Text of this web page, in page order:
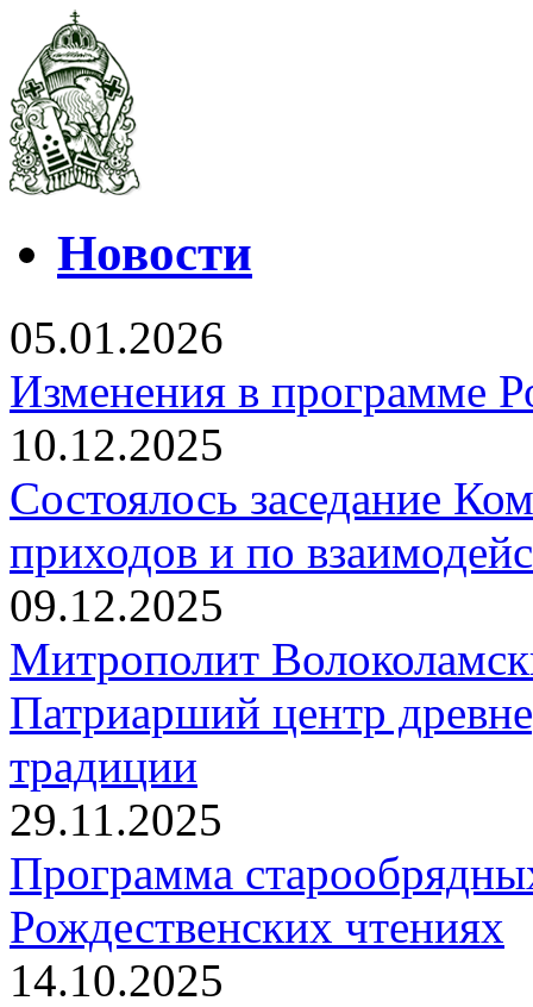
Новости
05.01.2026
Изменения в программе
10.12.2025
Состоялось заседание
приходов и по
09.12.2025
Митрополит
Патриарший центр
традиции
29.11.2025
Программа
Рождественских чтениях
14.10.2025